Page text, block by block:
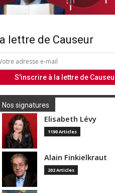
lettre de Causeur
Nos signatures
Elisabeth Lévy
1190 Articles
Alain Finkielkraut
202 Articles